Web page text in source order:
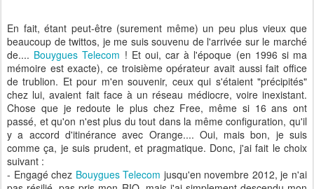
En fait, étant peut-être (surement même) un peu plus vieux que
beaucoup de twittos, je me suis souvenu de l'arrivée sur le marché
de.... Bouygues Telecom ! Et oui, car à l'époque (en 1996 si ma
mémoire est exacte), ce troisième opérateur avait aussi fait office
de trublion. Et pour m'en souvenir, ceux qui s'étaient "précipités"
chez lui, avaient fait face à un réseau médiocre, voire inexistant.
Chose que je redoute le plus chez Free, même si 16 ans ont
passé, et qu'on n'est plus du tout dans la même configuration, qu'il
y a accord d'itinérance avec Orange.... Oui, mais bon, je suis
comme ça, je suis prudent, et pragmatique. Donc, j'ai fait le choix
suivant :
- Engagé chez Bouygues Telecom jusqu'en novembre 2012, je n'ai